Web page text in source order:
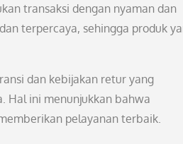
transaksi dengan nyaman dan
terpercaya, sehingga produk
dan kebijakan retur yang
Hal ini menunjukkan bahwa
pelayanan terbaik.